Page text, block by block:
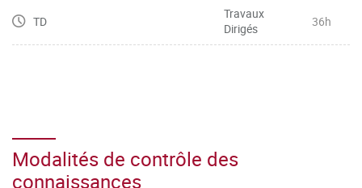
TD
Travaux
Dirigés
36h
Modalités de contrôle des
connaissances